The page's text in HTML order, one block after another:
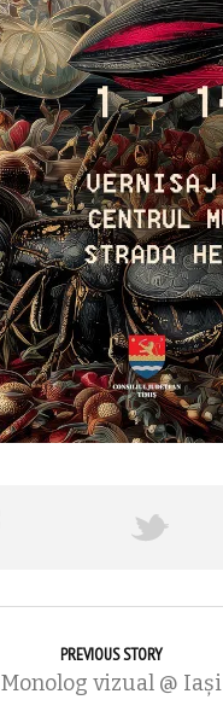
PREVIOUS STORY
Monolog vizual @ Iaşi